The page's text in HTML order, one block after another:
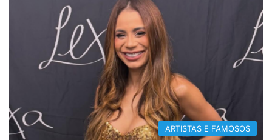
ARTISTAS E FAMOSOS